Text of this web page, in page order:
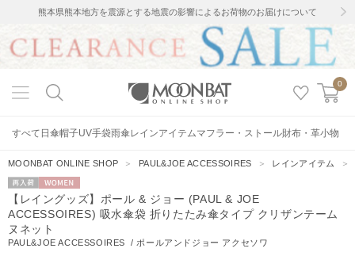
熊本県熊本地方を震源とする地震の影響によるお荷物のお届けについて
0
すべて 日傘帽子UV手袋雨傘レインアイテムマフラー・ストール財布・革小物
MOONBAT ONLINE SHOP ＞ PAUL&JOE ACCESSOIRES ＞ レインアイテム ＞
再入荷WOMEN
【レイングッズ】ポール & ジョー (PAUL & JOE
ACCESSOIRES) 吸水傘袋 折りたたみ傘タイプ クリザンテーム
ヌネット
PAUL&JOE ACCESSOIRES / ポールアンドジョー アクセソワ